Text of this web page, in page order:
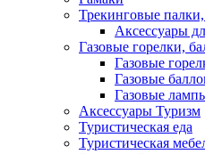
Трекинговые палки,
Аксессуары
Газовые горелки,
Газовые
Газовые
Газовые
Аксессуары Туризм
Туристическая еда
Туристическая